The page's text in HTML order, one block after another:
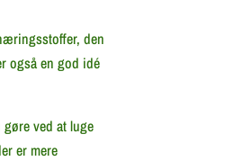
den
også en god idé
ved at luge
er mere